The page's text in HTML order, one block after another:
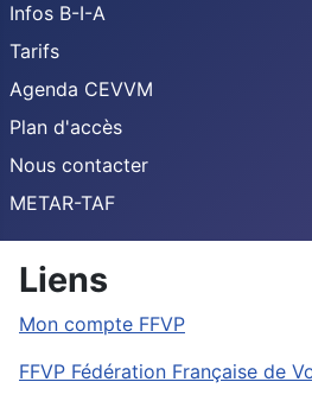
Infos B-I-A
Tarifs
Agenda CEVVM
Plan d'accès
Nous contacter
METAR-TAF
Liens
Mon compte FFVP
FFVP Fédération Française de